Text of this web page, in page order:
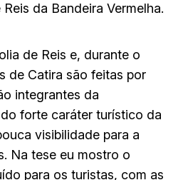
da Bandeira Vermelha.
de Reis e, durante o
de Catira são feitas por
integrantes da
forte caráter turístico da
visibilidade para a
Na tese eu mostro o
para os turistas, com as